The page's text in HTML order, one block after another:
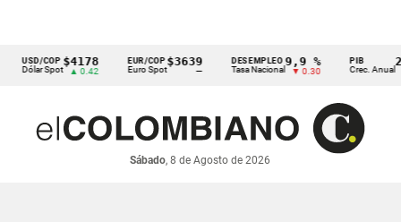
COP
Spot
$4178
▲ 0.42
EUR/COP
Euro Spot
$3639
—
DESEMPLEO
Tasa Nacional
9,9 %
▼ 0.30
PIB
Crec. Anual
2,8 %
▲ 0.10
Sábado, 8 de Agosto de 2026